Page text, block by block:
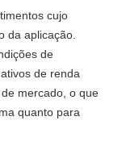
cujo
da aplicação.
de
de renda
mercado, o que
quanto para